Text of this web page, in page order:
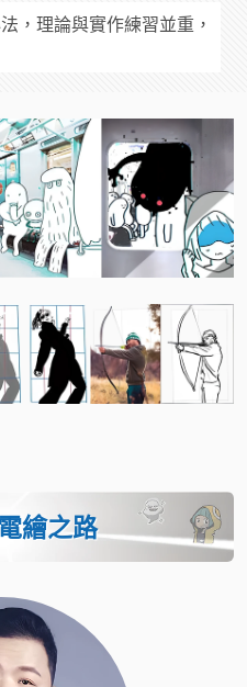
，理論與實作練習並重，
繪之路